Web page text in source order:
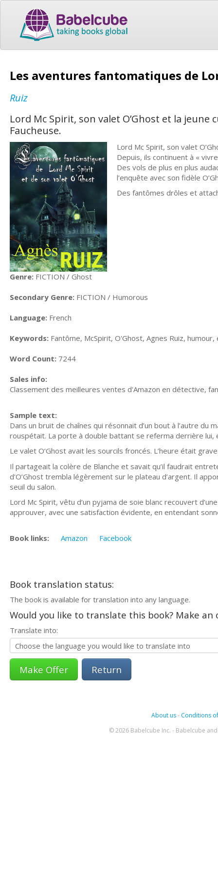
Les aventures fantomatiques de
Ruiz
Lord Mc Spirit, son valet O’Ghost et la
Faucheuse.
Lord Mc Spirit, son valet
Depuis, ils continuent à «
Des vols de plus en plus
l’enquête avec son fidèle
Des fantômes drôles et
Genre: FICTION / Ghost
Secondary Genre: FICTION / Humorous
Language: French
Keywords: Fantôme, McSpirit, O'Ghost, Agnes Ruiz,
Word Count: 7244
Sales info:
Classement des meilleures ventes d'Amazon en détective,
Sample text:
Dans un bruit de chaînes qui résonnait d’un bout à l’autre du
rouspétait. La porte à double battant se referma derrière
Le valet O’Ghost avait les sourcils froncés. L’heure était
Il partageait la colère de Blanche et savait qu’il faudrait
d’O’Ghost trembla légèrement sur le plateau d’argent. Il
seuil du salon.
Lord Mc Spirit, vêtu d’un pyjama de soie blanc recouvert
approuver, avec une satisfaction évidente, en entendant
Book links: Amazon Facebook
Book translation status:
The book is available for translation into any language.
Would you like to translate this book? Make
Translate into:
Return
About us- Conditions
© 2026 Babelcube Inc. - Babelcube